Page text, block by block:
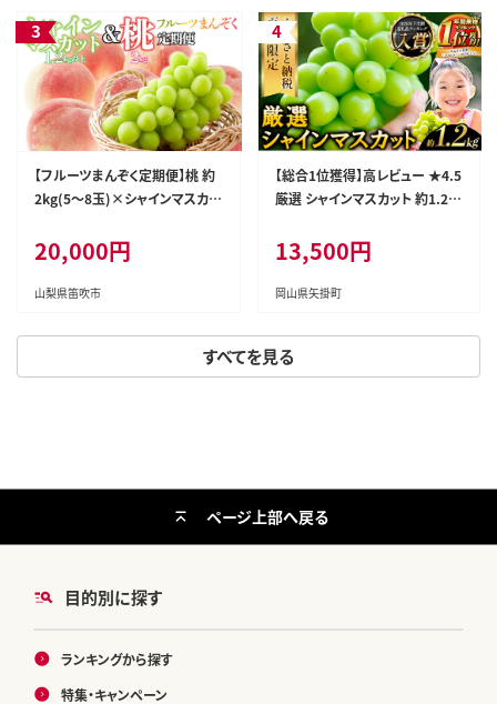
すべてを見る
【フルーツまんぞく定期便】桃 約
2kg(5～8玉)×シャインマスカッ
20,000円
山梨県笛吹市
【総合1位獲得】高レビュー ★4.5
厳選 シャインマスカット 約1.2k
に出荷予定(土日祝除く)》 シャイ
ンマスカット ぶどう シャインマス
カット ブドウ フルーツ 大粒 ラン
ット 先行予約 岡山県産 シャイン
マスカット 訳あり シャインマスカ
13,500円
岡山県矢掛町
目的別に探す
ランキングから探す
特集・キャンペーン
ページ上部へ戻る